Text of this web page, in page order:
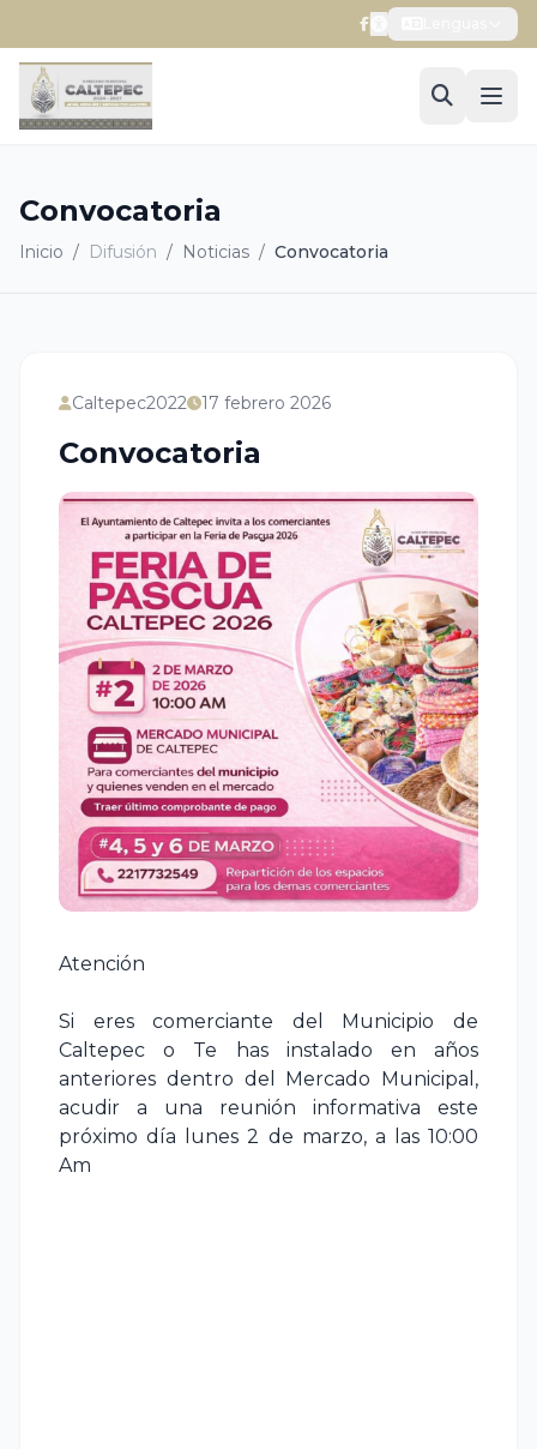
Convocatoria
Inicio / Difusión / Noticias / Convocatoria
Caltepec2022 17 febrero 2026
Convocatoria
Atención
Si eres comerciante del Municipio de
Caltepec o Te has instalado en años
anteriores dentro del Mercado Municipal,
acudir a una reunión informativa este
próximo día lunes 2 de marzo, a las 10:00
Am